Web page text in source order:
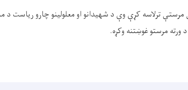
ترلاسه کړې وې د شهيدانو او معلولينو چارو رياست د
مرستو غوښتنه وکړه.